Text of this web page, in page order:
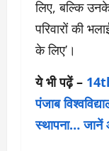
लिए, बल्कि
परिवारों की
के लिए’।
ये भी पढ़ें –
पंजाब
स्थापना… जानें